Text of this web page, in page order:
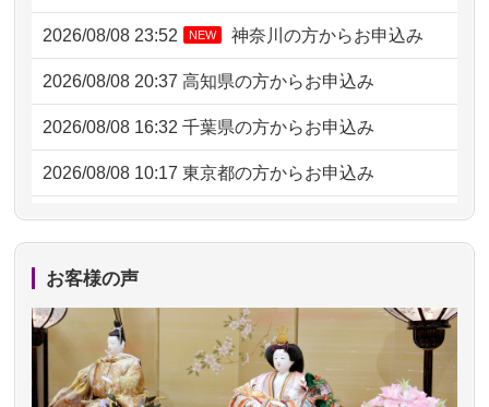
2026/08/08 23:52 NEW 神奈川の方からお申込み
2026/08/08 20:37 高知県の方からお申込み
2026/08/08 16:32 千葉県の方からお申込み
2026/08/08 10:17 東京都の方からお申込み
2026/08/07 20:31 東京都の方からお申込み
2026/08/07 09:26
2026/08/06 21:28 埼玉県の方からお申込み
2026/08/06 17:56 藤沢市の方からお申込み
2026/08/06 10:06 茨城県の方からお申込み
お客様の声